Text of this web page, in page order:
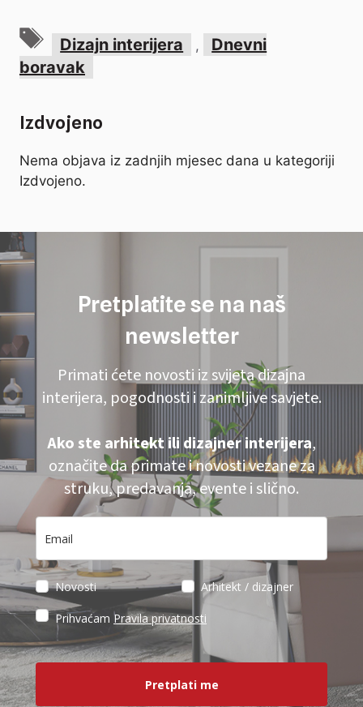
Oznake
Dizajn interijera ,
Dnevni
boravak
Izdvojeno
Nema objava iz zadnjih mjesec dana u kategoriji
Izdvojeno.
Pretplatite se na naš
newsletter
Primati ćete novosti iz svijeta dizajna
interijera, pogodnosti i zanimljive savjete.
Ako ste arhitekt ili dizajner interijera,
označite da primate i novosti vezane za
struku, predavanja, evente i slično.
Novosti Arhitekt / dizajner
Prihvaćam Pravila privatnosti
Pretplati me